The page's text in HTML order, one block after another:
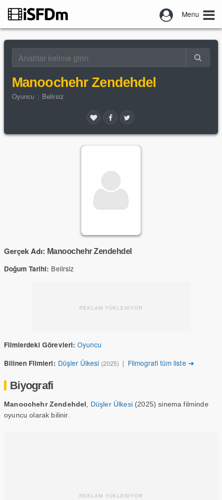
Menu
Manoochehr Zendehdel
Oyuncu Belirsiz
Gerçek Adı: Manoochehr Zendehdel
Doğum Tarihi: Belirsiz
REKLAM YÜKLENİYOR
Filmlerdeki Görevleri: Oyuncu
Bilinen Filmleri: Düşler Ülkesi (2025) | Filmografi tüm liste ➔
Biyografi
Manoochehr Zendehdel Düşler Ülkesi(2025) sinema filminde
oyuncu olarak bilinir.
REKLAM YÜKLENİYOR